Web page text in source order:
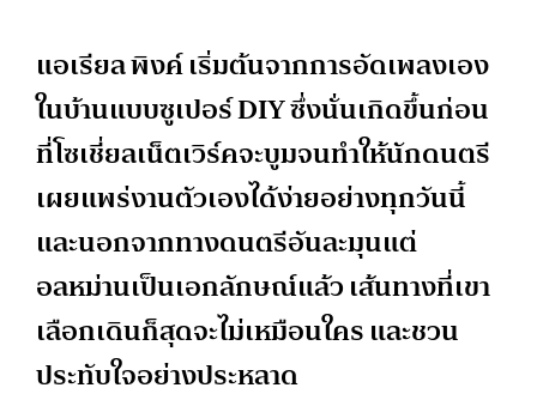
แอเรียล พิงค์ เริ่มต้นจากการอัดเพลงเอง
ในบ้านแบบซูเปอร์ DIY ซึ่งนั่นเกิดขึ้นก่อน
ที่โซเชี่ยลเน็ตเวิร์คจะบูมจนทำให้นักดนตรี
เผยแพร่งานตัวเองได้ง่ายอย่างทุกวันนี้
และนอกจากทางดนตรีอันละมุนแต่
อลหม่านเป็นเอกลักษณ์แล้ว เส้นทางที่เขา
เลือกเดินก็สุดจะไม่เหมือนใคร และชวน
ประทับใจอย่างประหลาด